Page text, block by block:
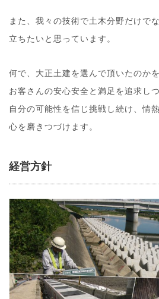
また、我々の技術で土木分野だけで
立ちたいと思っています。
何で、大正土建を選んで頂いたのか
お客さんの安心安全と満足を追求し
自分の可能性を信じ挑戦し続け、情
心を磨きつづけます。
経営方針